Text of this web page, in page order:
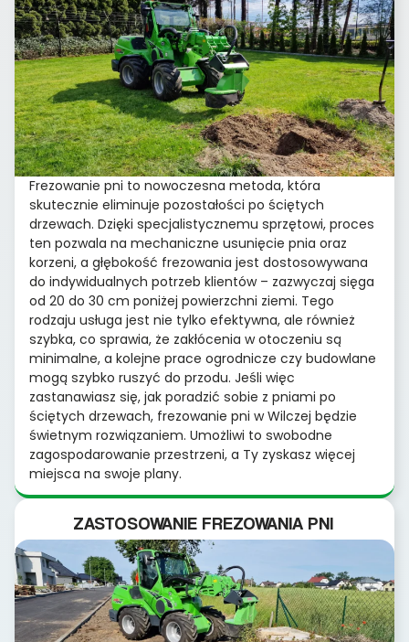
Frezowanie pni to nowoczesna metoda, która
skutecznie eliminuje pozostałości po ściętych
drzewach. Dzięki specjalistycznemu sprzętowi, proces
ten pozwala na mechaniczne usunięcie pnia oraz
korzeni, a głębokość frezowania jest dostosowywana
do indywidualnych potrzeb klientów – zazwyczaj sięga
od 20 do 30 cm poniżej powierzchni ziemi. Tego
rodzaju usługa jest nie tylko efektywna, ale również
szybka, co sprawia, że zakłócenia w otoczeniu są
minimalne, a kolejne prace ogrodnicze czy budowlane
mogą szybko ruszyć do przodu. Jeśli więc
zastanawiasz się, jak poradzić sobie z pniami po
ściętych drzewach, frezowanie pni w Wilczej będzie
świetnym rozwiązaniem. Umożliwi to swobodne
zagospodarowanie przestrzeni, a Ty zyskasz więcej
miejsca na swoje plany.
ZASTOSOWANIE FREZOWANIA PNI